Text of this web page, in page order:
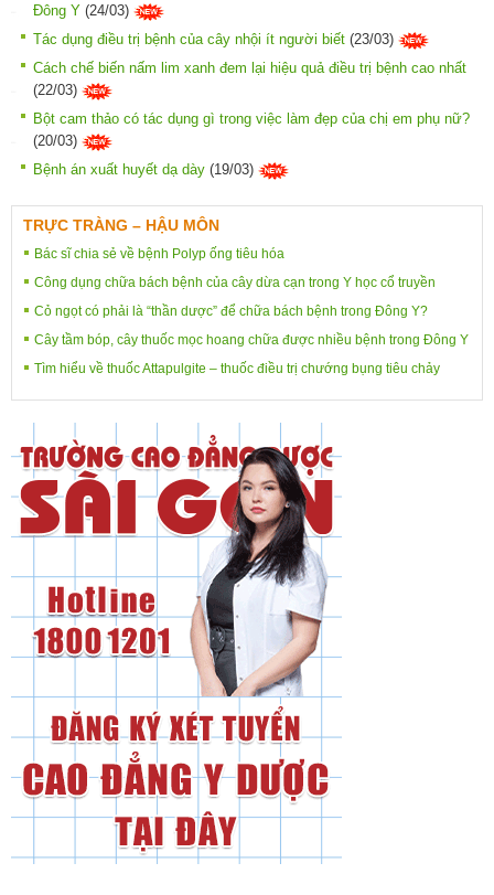
Đông Y (24/03)
Tác dụng điều trị bệnh của cây nhội ít người biết (23/03)
Cách chế biến nấm lim xanh đem lại hiệu quả điều trị bệnh cao nhất
(22/03)
Bột cam thảo có tác dụng gì trong việc làm đẹp của chị em phụ nữ?
(20/03)
Bệnh án xuất huyết dạ dày (19/03)
TRỰC TRÀNG – HẬU MÔN
Bác sĩ chia sẻ về bệnh Polyp ống tiêu hóa
Công dụng chữa bách bệnh của cây dừa cạn trong Y học cổ truyền
Cỏ ngọt có phải là “thần dược” để chữa bách bệnh trong Đông Y?
Cây tầm bóp, cây thuốc mọc hoang chữa được nhiều bệnh trong Đông Y
Tìm hiểu về thuốc Attapulgite – thuốc điều trị chướng bụng tiêu chảy